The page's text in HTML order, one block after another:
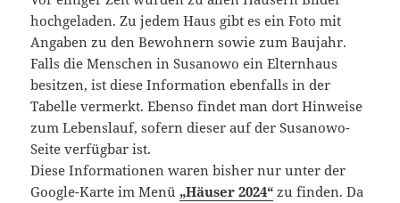
hochgeladen. Zu jedem Haus gibt es ein Foto mit
Angaben zu den Bewohnern sowie zum Baujahr.
Falls die Menschen in Susanowo ein Elternhaus
besitzen, ist diese Information ebenfalls in der
Tabelle vermerkt. Ebenso findet man dort Hinweise
zum Lebenslauf, sofern dieser auf der Susanowo-
Seite verfügbar ist.
Diese Informationen waren bisher nur unter der
Google-Karte im Menü „Häuser 2024“ zu finden. Da